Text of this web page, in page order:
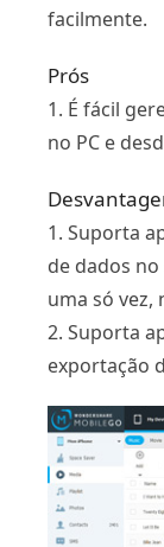
facilmente.
Prós
1. É fácil
no PC e
1. Suporta
de dados
uma só vez,
2. Suporta
exportação